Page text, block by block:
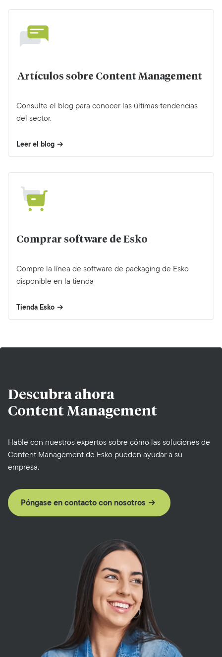
Artículos sobre Content Management
Consulte el blog para conocer las últimas tendencias
del sector.
Leer el blog
Comprar software de Esko
Compre la línea de software de packaging de Esko
disponible en la tienda
Tienda Esko
Descubra ahora
Content Management
Hable con nuestros expertos sobre cómo las soluciones de
Content Management de Esko pueden ayudar a su
empresa.
Póngase en contacto con nosotros